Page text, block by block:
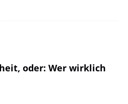
oder: Wer wirklich